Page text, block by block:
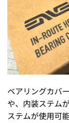
ベアリングカバ
や、内装ステム
ステムが使用可